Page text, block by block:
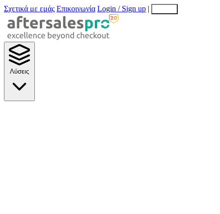
Σχετικά με εμάς Επικοινωνία Login / Sign up |
Λύσεις